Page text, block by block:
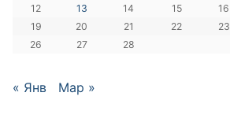
12
13 14 15 16
19
20 21 22 23
26
27 28
« Янв Мар »